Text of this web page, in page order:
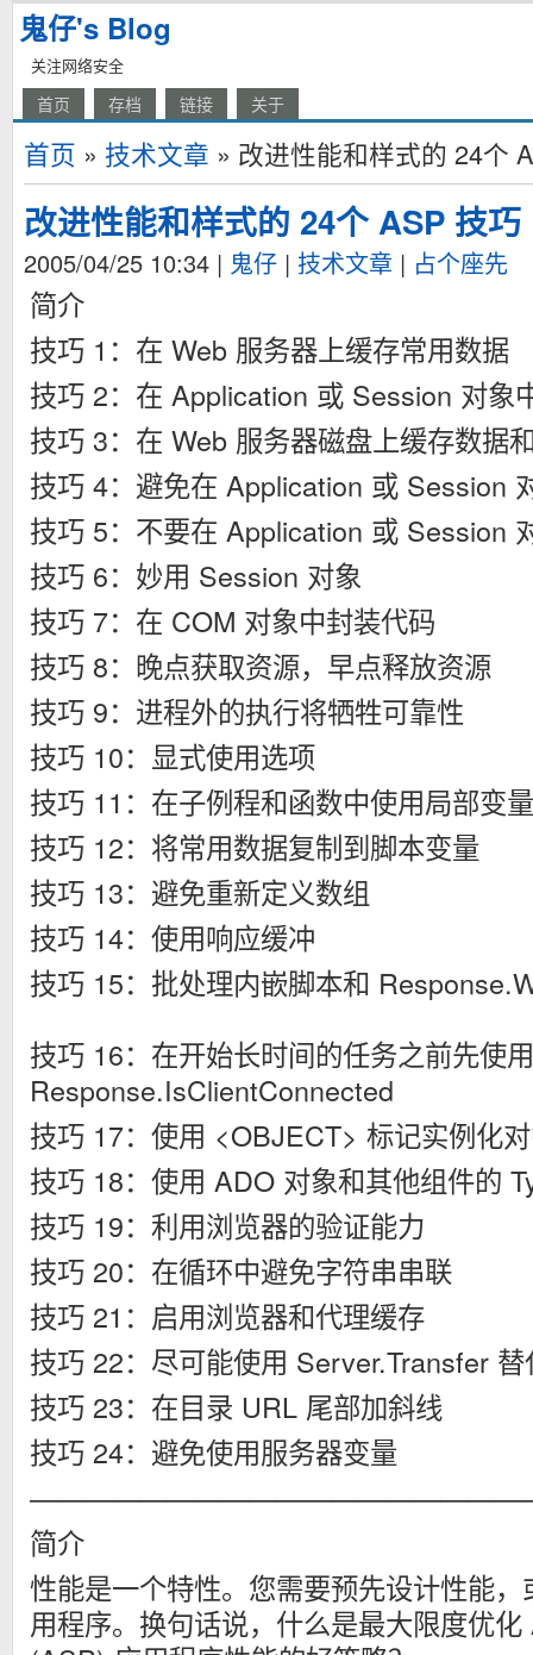
鬼仔's Blog
关注网络安全
首页 存档 链接 关于
首页 » 技术文章 » 改进性能和样式的 24个
改进性能和样式的 24个 ASP 技巧
2005/04/25 10:34 | 鬼仔 | 技术文章 | 占个座先
简介
技巧 1：在 Web 服务器上缓存常用数据
技巧 2：在 Application 或 Session 对象
技巧 3：在 Web 服务器磁盘上缓存数据
技巧 4：避免在 Application 或 Session
技巧 5：不要在 Application 或 Session
技巧 6：妙用 Session 对象
技巧 7：在 COM 对象中封装代码
技巧 8：晚点获取资源，早点释放资源
技巧 9：进程外的执行将牺牲可靠性
技巧 10：显式使用选项
技巧 11：在子例程和函数中使用局部变量
技巧 12：将常用数据复制到脚本变量
技巧 13：避免重新定义数组
技巧 14：使用响应缓冲
技巧 15：批处理内嵌脚本和
技巧 16：在开始长时间的任务之前先使用
Response.IsClientConnected
技巧 17：使用 <OBJECT> 标记实例化
技巧 18：使用 ADO 对象和其他组件的
技巧 19：利用浏览器的验证能力
技巧 20：在循环中避免字符串串联
技巧 21：启用浏览器和代理缓存
技巧 22：尽可能使用 Server.Transfer
技巧 23：在目录 URL 尾部加斜线
技巧 24：避免使用服务器变量
简介
性能是一个特性。您需要预先设计性能
用程序。换句话说，什么是最大限度优